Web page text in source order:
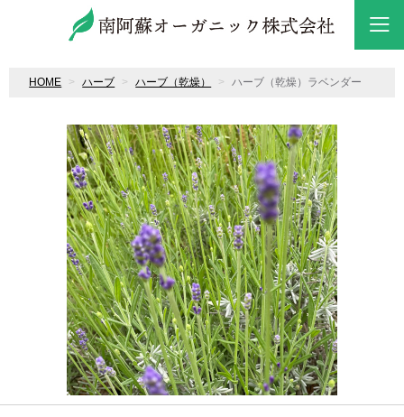
HOME ハーブ ハーブ（乾燥） ハーブ（乾燥）ラベンダー